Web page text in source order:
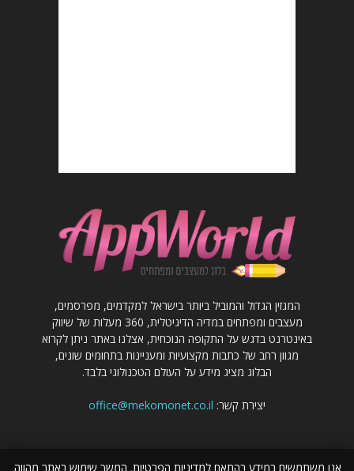
המגזין הגדול והמוביל ביותר בישראל למקדמים, מפרסמים,
מעצבים ומפתחים במדיה הדיגיטלית, 360 מעלות של שיווק
באינטרנט בדגש על התקופה הנוכחית, אצלנו באתר ניתן לקרוא
מגוון רחב של כתבות מקצועיות ומעניינות בתחומים שונים,
הבלוג מציג מידע על העולם הטכנולוגי בלבד.
יצירת קשר: office@mekomonet.co.il
אנו משתמשים במידע בהתאם למדיניות הפרטיות. המשך שימוש באתר מהווה